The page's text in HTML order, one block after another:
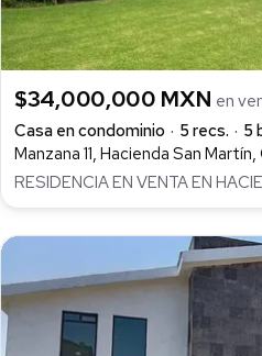
$34,000,000 MXN en
Casa en condominio
5 recs. 5
Manzana 11, Hacienda San
RESIDENCIA EN VENTA EN